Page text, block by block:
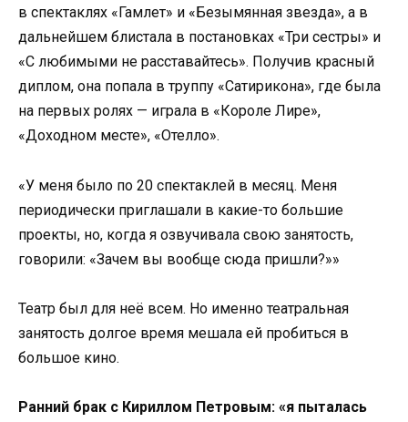
в спектаклях «Гамлет» и «Безымянная звезда», а в
дальнейшем блистала в постановках «Три сестры» и
«С любимыми не расставайтесь». Получив красный
диплом, она попала в труппу «Сатирикона», где была
на первых ролях — играла в «Короле Лире»,
«Доходном месте», «Отелло».
«У меня было по 20 спектаклей в месяц. Меня
периодически приглашали в какие-то большие
проекты, но, когда я озвучивала свою занятость,
говорили: «Зачем вы вообще сюда пришли?»»
Театр был для неё всем. Но именно театральная
занятость долгое время мешала ей пробиться в
большое кино.
Ранний брак с Кириллом Петровым: «я пыталась